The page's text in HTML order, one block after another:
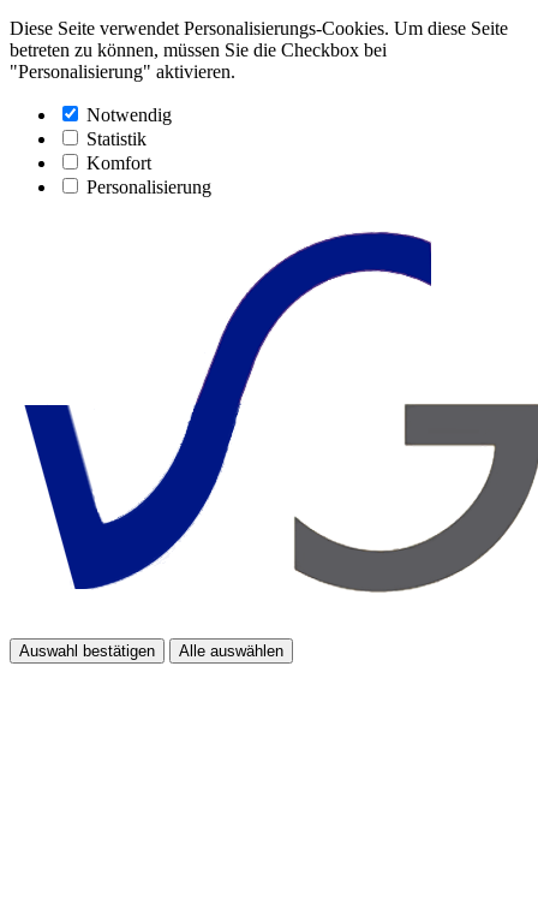
Diese Seite verwendet Personalisierungs-Cookies. Um diese Seite
betreten zu können, müssen Sie die Checkbox bei
"Personalisierung" aktivieren.
Notwendig
Statistik
Komfort
Personalisierung
Auswahl bestätigen Alle auswählen